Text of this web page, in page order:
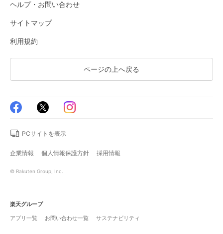
ヘルプ・お問い合わせ
サイトマップ
利用規約
ページの上へ戻る
PCサイトを表示
企業情報 個人情報保護方針 採用情報
© Rakuten Group, Inc.
楽天グループ
アプリ一覧
お問い合わせ一覧 サステナビリティ